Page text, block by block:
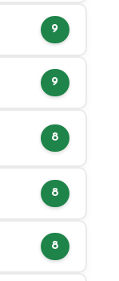
9
9
8
8
8